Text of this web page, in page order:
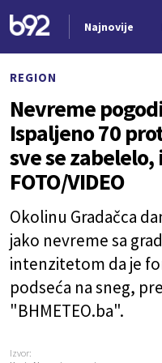
Najnovije
REGION
Nevreme
Ispaljeno 70
sve se
FOTO/VIDEO
Okolinu Gradačca
jako nevreme sa
intenzitetom da je
podseća na sneg,
"BHMETEO.ba".
Izvor: